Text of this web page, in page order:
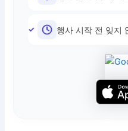
행사 시작 전 잊지